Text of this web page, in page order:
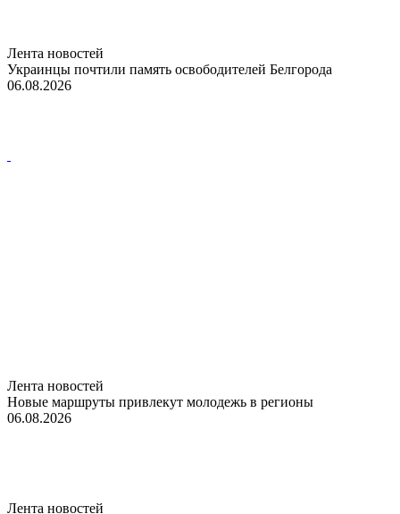
Лента новостей
Украинцы почтили память освободителей Белгорода
06.08.2026
Лента новостей
Новые маршруты привлекут молодежь в регионы
06.08.2026
Лента новостей